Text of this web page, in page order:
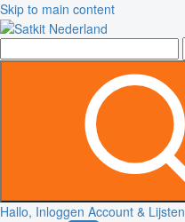
Skip to main content
Hallo, Inloggen Account & Lijsten